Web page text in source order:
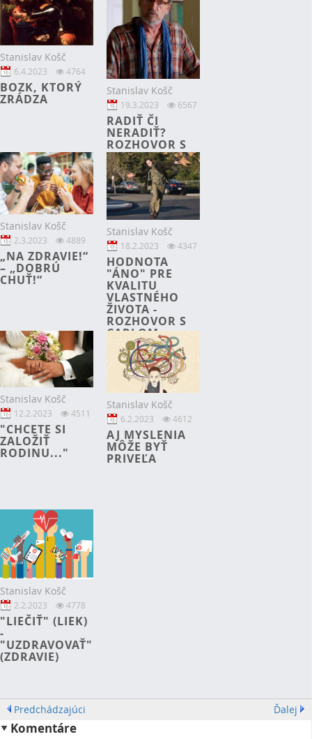
KATE
MCKEYOVOU
Stanislav Košč
6.4.2023 4764
BOZK, KTORÝ
ZRÁDZA
Stanislav Košč
19.3.2023 6567
RADIŤ ČI
NERADIŤ?
ROZHOVOR S
RICHARDOM Z
TEXASU
Stanislav Košč
2.3.2023 4889
„NA ZDRAVIE!“
– „DOBRÚ
CHUŤ!“
Stanislav Košč
18.2.2023 4347
HODNOTA
"ÁNO" PRE
KVALITU
VLASTNÉHO
ŽIVOTA -
ROZHOVOR S
CARLOM
ALLANOM
Stanislav Košč
12.2.2023 4511
"CHCETE SI
ZALOŽIŤ
RODINU..."
Stanislav Košč
6.2.2023 4612
AJ MYSLENIA
MÔŽE BYŤ
PRIVEĽA
Stanislav Košč
2.2.2023 4778
"LIEČIŤ" (LIEK)
-
"UZDRAVOVAŤ"
(ZDRAVIE)
Predchádzajúci Ďalej
Komentáre